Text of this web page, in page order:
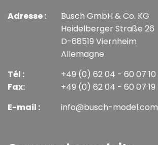
Adresse :
Busch GmbH & Co. KG
Heidelberger Straße 26
D-68519 Viernheim
Allemagne
Tél :
Fax:
+49 (0) 62 04 - 60 07 10
+49 (0) 62 04 - 60 07 19
E-mail :
info@busch-model.com